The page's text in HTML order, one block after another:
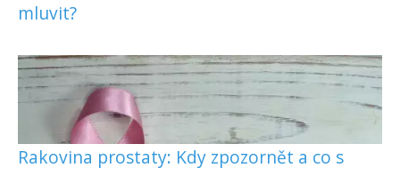
mluvit?
Rakovina prostaty: Kdy zpozornět a co s